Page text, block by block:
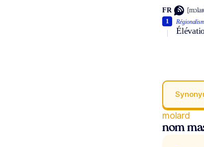
FR
1
molard
nom